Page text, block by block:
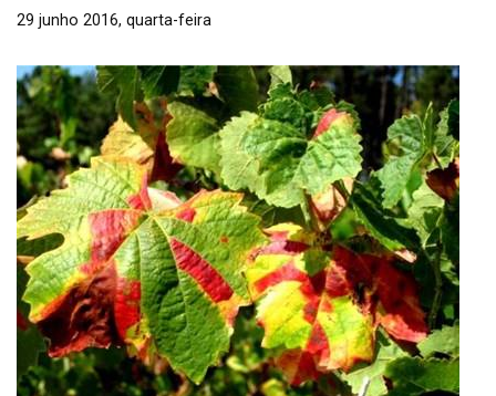
29 junho 2016, quarta-feira